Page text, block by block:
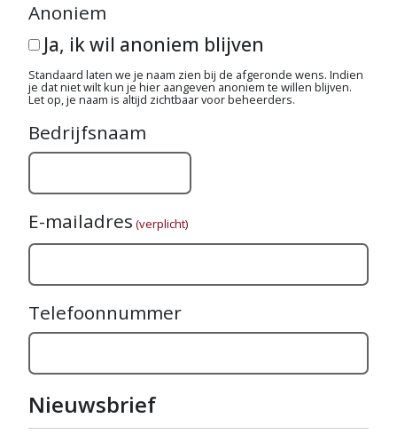
Anoniem
Ja, ik wil anoniem blijven
Standaard laten we je naam zien bij de afgeronde wens. Indien
je dat niet wilt kun je hier aangeven anoniem te willen blijven.
Let op, je naam is altijd zichtbaar voor beheerders.
Bedrijfsnaam
E-mailadres (verplicht)
Telefoonnummer
Nieuwsbrief